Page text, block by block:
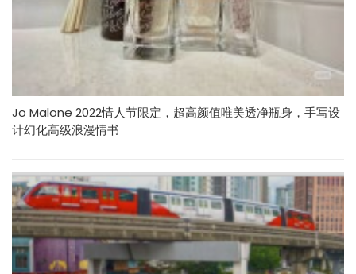
Jo Malone 2022情人节限定，超高颜值唯美透净瓶身，手写设
计幻化高级浪漫情书